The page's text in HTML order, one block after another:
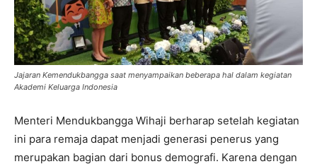
Jajaran Kemendukbangga saat menyampaikan beberapa hal dalam kegiatan
Akademi Keluarga Indonesia
Menteri Mendukbangga Wihaji berharap setelah kegiatan
ini para remaja dapat menjadi generasi penerus yang
merupakan bagian dari bonus demografi. Karena dengan